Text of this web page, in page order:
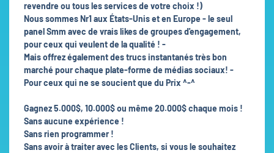
revendre ou tous les services de votre choix !)
Nous sommes Nr1 aux États-Unis et en Europe - le seul
panel Smm avec de vrais likes de groupes d'engagement,
pour ceux qui veulent de la qualité ! -
Mais offrez également des trucs instantanés très bon
marché pour chaque plate-forme de médias sociaux! -
Pour ceux qui ne se soucient que du Prix ^-^
Gagnez 5.000$, 10.000$ ou même 20.000$ chaque mois !
Sans aucune expérience !
Sans rien programmer !
Sans avoir à traiter avec les Clients, si vous le souhaitez